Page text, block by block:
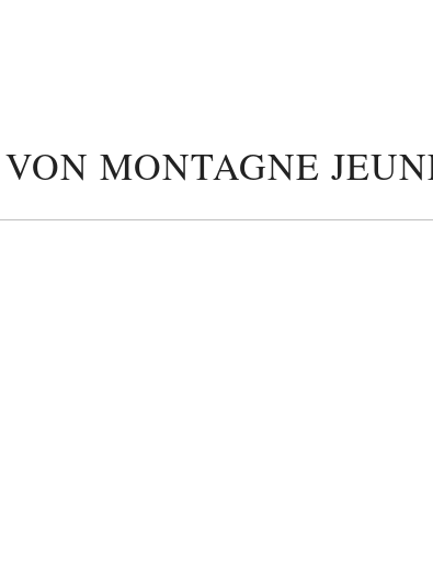
MONTAGNE